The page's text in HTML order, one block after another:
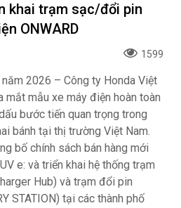
khai trạm sạc/đổi pin
ONWARD
1599
2026 – Công ty Honda Việt
mắt mẫu xe máy điện hoàn toàn
bước tiến quan trọng trong
bánh tại thị trường Việt Nam.
bố chính sách bán hàng mới
e: và triển khai hệ thống trạm
Hub) và trạm đổi pin
STATION) tại các thành phố